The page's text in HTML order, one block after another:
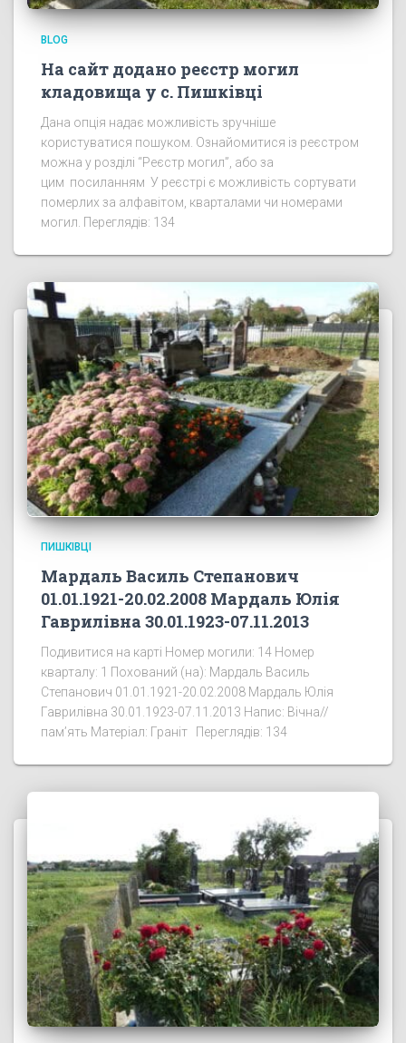
BLOG
На сайт додано реєстр могил
кладовища у с. Пишківці
Дана опція надає можливість зручніше
користуватися пошуком. Ознайомитися із реєстром
можна у розділі “Реєстр могил”, або за
цим посиланням У реєстрі є можливість сортувати
померлих за алфавітом, кварталами чи номерами
могил. Переглядів: 134
ПИШКІВЦІ
Мардаль Василь Степанович
01.01.1921-20.02.2008 Мардаль Юлія
Гаврилівна 30.01.1923-07.11.2013
Подивитися на карті Номер могили: 14 Номер
кварталу: 1 Похований (на): Мардаль Василь
Степанович 01.01.1921-20.02.2008 Мардаль Юлія
Гаврилівна 30.01.1923-07.11.2013 Напис: Вічна//
пам’ять Матеріал: Граніт Переглядів: 134